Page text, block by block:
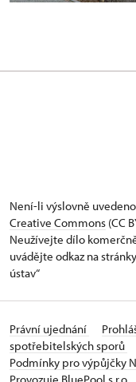
Není-li výslovně
Creative Commons (CC
Neužívejte dílo
uvádějte odkaz na
ústav“
Právní ujednání
spotřebitelských sporů
Podmínky pro výpůjčky